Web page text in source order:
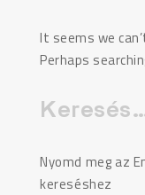
It seems we
Perhaps
Keresés:
Nyomd meg az
kereséshez